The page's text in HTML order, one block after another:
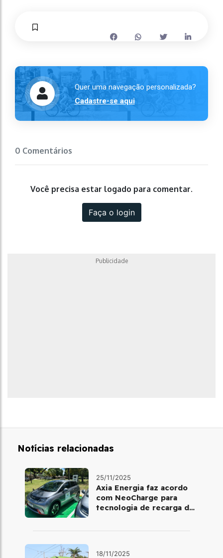
Quer uma navegação personalizada?
Cadastre-se aqui
0 Comentários
Você precisa estar logado para comentar.
Faça o login
Publicidade
Notícias relacionadas
25/11/2025
Axia Energia faz acordo
com NeoCharge para
tecnologia de recarga de
18/11/2025